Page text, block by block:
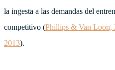
la ingesta a las demandas del
competitivo (Phillips & Van Loon,
2013).